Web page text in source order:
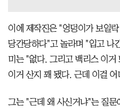
이에 제작진은 "엉덩이가 보일
당간당하다"고 놀라며 "입고 나
미는 "없다. 그리고 백리스 이거
이거 산지 꽤 됐다. 근데 이걸
그는 "근데 왜 사신거냐"는 질문